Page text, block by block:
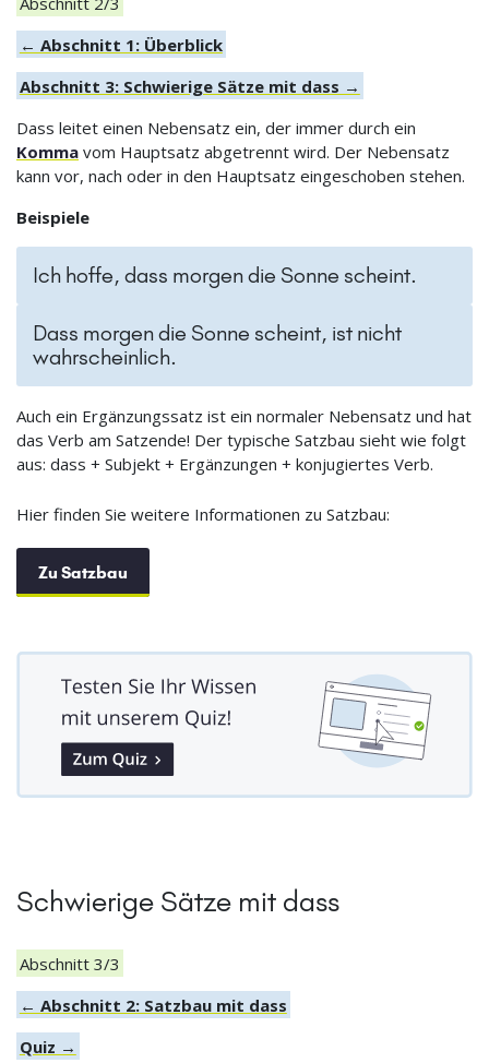
← Abschnitt 1: Überblick
Abschnitt 3: Schwierige Sätze mit dass →
Dass leitet einen Nebensatz ein, der immer durch ein
Komma vom Hauptsatz abgetrennt wird. Der Nebensatz
kann vor, nach oder in den Hauptsatz eingeschoben stehen.
Beispiele
Ich hoffe, dass morgen die Sonne scheint.
Dass morgen die Sonne scheint, ist nicht
wahrscheinlich.
Auch ein Ergänzungssatz ist ein normaler Nebensatz und hat
das Verb am Satzende! Der typische Satzbau sieht wie folgt
aus: dass + Subjekt + Ergänzungen + konjugiertes Verb.
Hier finden Sie weitere Informationen zu Satzbau:
Zu Satzbau
Schwierige Sätze mit dass
Abschnitt 3/3
← Abschnitt 2: Satzbau mit dass
Quiz →